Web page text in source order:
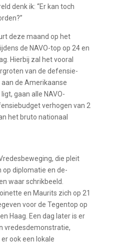
denk ik: “Er kan toch
deze maand op het
de NAVO-top op 24 en
Hierbij zal het vooral
van de defensie-
de Amerikaanse
gaan alle NAVO-
verhogen van 2
het bruto nationaal
die pleit
diplomatie en de-
waar schrikbeeld.
en Maurits zich op 21
voor de Tegentop op
Haag. Een dag later is er
vredesdemonstratie,
ook een lokale